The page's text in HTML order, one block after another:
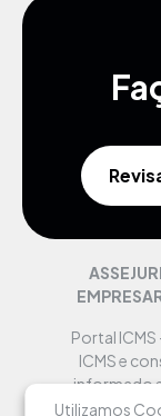
Portal
ICMS e
informado
Utilizamos